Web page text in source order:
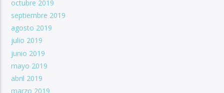
octubre 2019
septiembre 2019
agosto 2019
julio 2019
junio 2019
mayo 2019
abril 2019
marzo 2019